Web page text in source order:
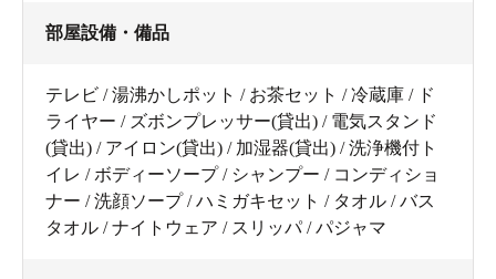
部屋設備・備品
テレビ / 湯沸かしポット / お茶セット / 冷蔵庫 / ド
ライヤー / ズボンプレッサー(貸出) / 電気スタンド
(貸出) / アイロン(貸出) / 加湿器(貸出) / 洗浄機付ト
イレ / ボディーソープ / シャンプー / コンディショ
ナー / 洗顔ソープ / ハミガキセット / タオル / バス
タオル / ナイトウェア / スリッパ / パジャマ